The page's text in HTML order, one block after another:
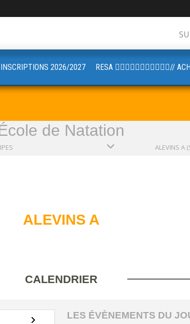
de Natation
ALEVINS A
ALEVINS A
CALENDRIER
LES ÉVÈNEMENTS DU
INSCRIPTIONS 2026/2027 RESA 🏋🏼🤸🏻‍♂️🚴🏼‍♀️🧘🏼‍♀️//